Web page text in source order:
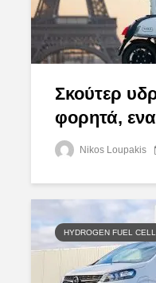
Σκούτερ
φορητά,
Nikos Loupakis
HYDROGEN FUEL CELL